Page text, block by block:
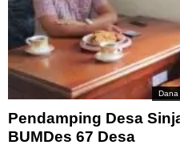
Dana
Pendamping Desa
BUMDes 67 Desa